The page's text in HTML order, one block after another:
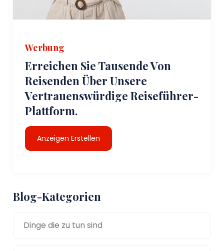
Werbung
Erreichen Sie Tausende Von
Reisenden Über Unsere
Vertrauenswürdige Reiseführer-
Plattform.
Anzeigen Erstellen
Blog-Kategorien
Dinge die zu tun sind